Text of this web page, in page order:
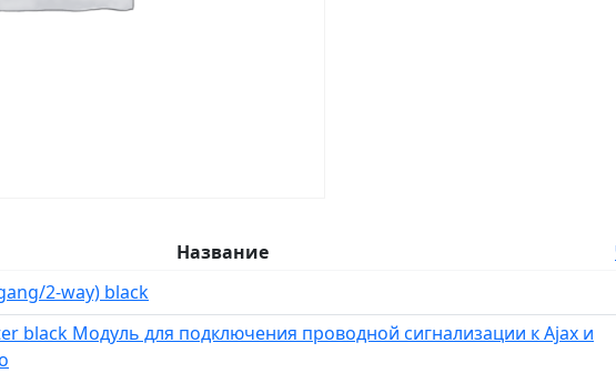
Название
2-way) black
black Модуль для подключения проводной сигнализации к Ajax и